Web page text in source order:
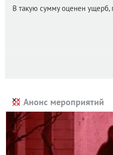
В такую сумму оценен ущерб,
Анонс мероприятий